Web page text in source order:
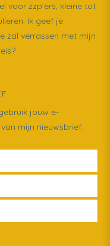
voor zzp’ers, kleine tot
Ik geef je
zal verrassen met mijn
jouw e-
mijn nieuwsbrief.